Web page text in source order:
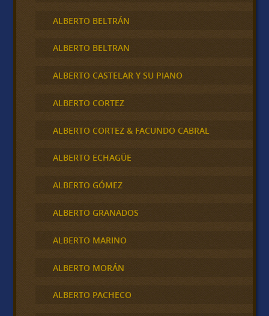
ALBERTO BELTRÁN
ALBERTO BELTRAN
ALBERTO CASTELAR Y SU PIANO
ALBERTO CORTEZ
ALBERTO CORTEZ & FACUNDO CABRAL
ALBERTO ECHAGÜE
ALBERTO GÓMEZ
ALBERTO GRANADOS
ALBERTO MARINO
ALBERTO MORÁN
ALBERTO PACHECO